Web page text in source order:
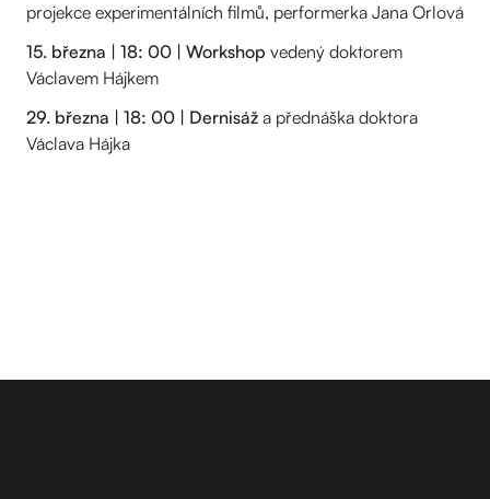
projekce experimentálních filmů, performerka Jana Orlová
15. března | 18: 00 | Workshop vedený doktorem
Václavem Hájkem
29. března | 18: 00 | Dernisáž a přednáška doktora
Václava Hájka